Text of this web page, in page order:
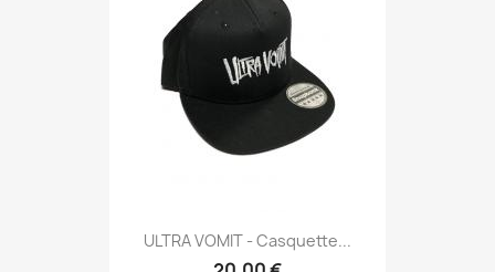
ULTRA VOMIT - Casquette...